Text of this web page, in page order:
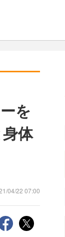
を
体
04/22 07:00